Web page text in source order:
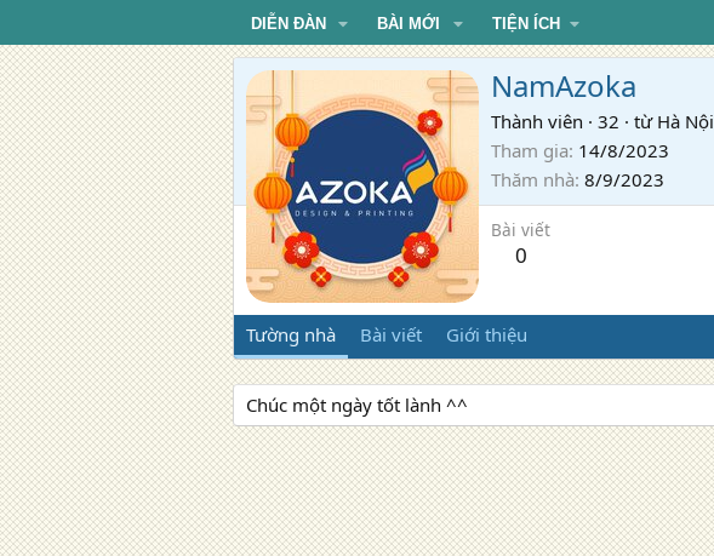
DIỄN ĐÀN BÀI MỚI TIỆN ÍCH
NamAzoka
Thành viên · 32 · từ Hà Nội
Tham gia 14/8/2023
Thăm nhà 8/9/2023
Bài viết
0
Tường nhà Bài viết Giới thiệu
Chúc một ngày tốt lành ^^